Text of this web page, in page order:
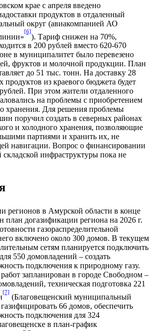
крае с апреля введено
продуктов в отдаленный
округ (авиакомпанией АО
[6]
). Тариф снижен на 70%,
в 200 рублей вместо 620-670
в муниципалитет было перевезено
фруктов и молочной продукции. План
до 51 тыс. тонн. На доставку 28
продуктов из краевого бюджета будет
При этом жители отдаленного
на проблемы с приобретением
хранения. Для решения проблемы
поручил создать в северных районах
и холодного хранения, позволяющие
партиями и хранить их, не
навигации. Вопрос о финансировании
складской инфраструктуры пока не
регионов в Амурской области в конце
план догазификации региона на 2026 г.
газораспределительной
включено около 300 домов. В текущем
сетям планируется подключить
550 домовладений – создать
подключения к природному газу.
запланирован в городе Свободном –
техническая подготовка 221
[7]
(Благовещенский муниципальный
66 домов, обеспечить
подключения для 324
в план-график